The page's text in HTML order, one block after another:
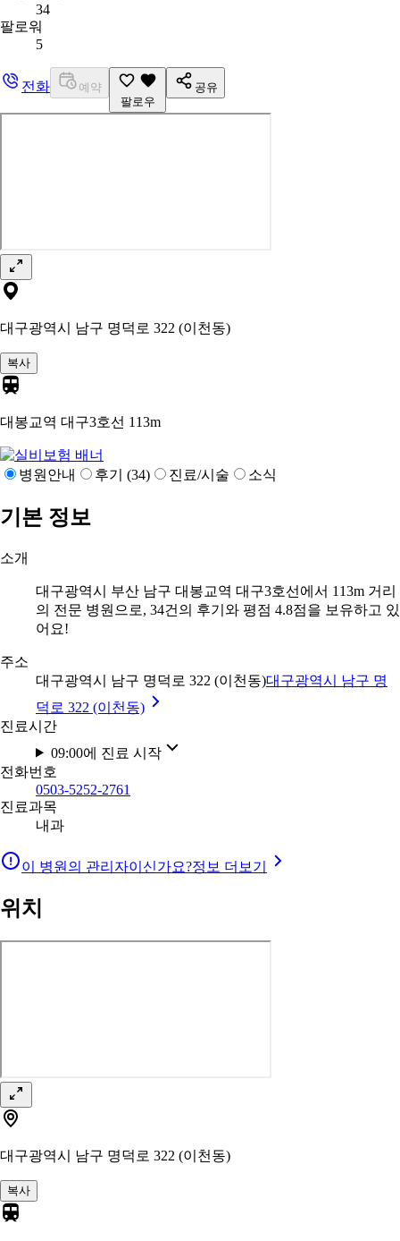
34
팔로워
5
전화
예약
팔로우
공유
대구광역시 남구 명덕로 322 (이천동)
복사
대봉교역 대구3호선 113m
병원안내 후기 (34) 진료/시술 소식
기본 정보
소개
대구광역시 부산 남구 대봉교역 대구3호선에서 113m 거리
의 전문 병원으로, 34건의 후기와 평점 4.8점을 보유하고 있
어요!
주소
대구광역시 남구 명덕로 322 (이천동)대구광역시 남구 명
덕로 322 (이천동)
진료시간
09:00에 진료 시작
전화번호
0503-5252-2761
진료과목
내과
이 병원의 관리자이신가요?정보 더보기
위치
대구광역시 남구 명덕로 322 (이천동)
복사